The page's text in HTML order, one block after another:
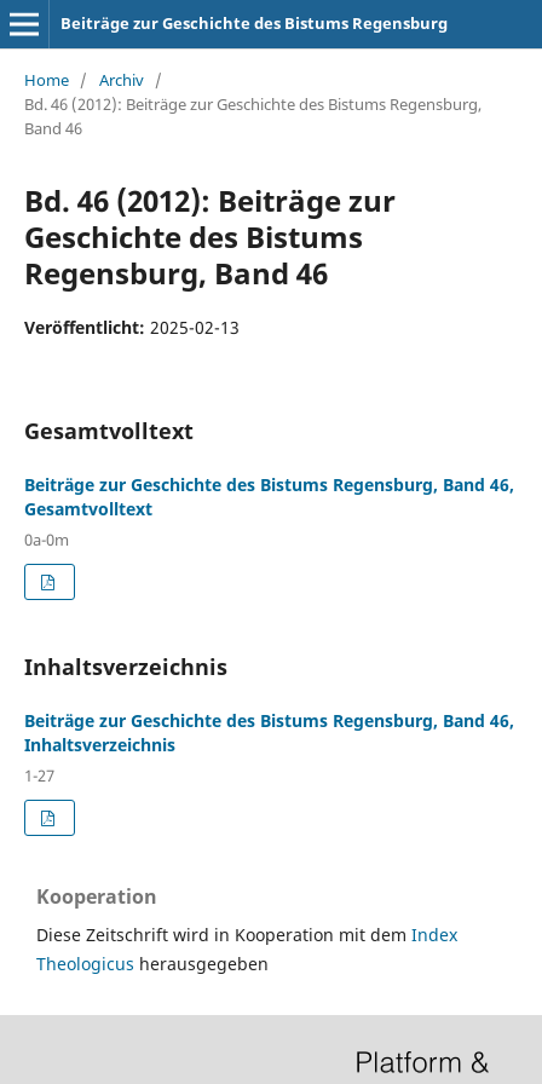
Beiträge zur Geschichte des Bistums Regensburg
Home / Archiv /
Bd. 46 (2012): Beiträge zur Geschichte des Bistums Regensburg,
Band 46
Bd. 46 (2012): Beiträge zur
Geschichte des Bistums
Regensburg, Band 46
Veröffentlicht: 2025-02-13
Gesamtvolltext
Beiträge zur Geschichte des Bistums Regensburg, Band 46,
Gesamtvolltext
0a-0m
Inhaltsverzeichnis
Beiträge zur Geschichte des Bistums Regensburg, Band 46,
Inhaltsverzeichnis
1-27
Kooperation
Diese Zeitschrift wird in Kooperation mit dem Index
Theologicus herausgegeben